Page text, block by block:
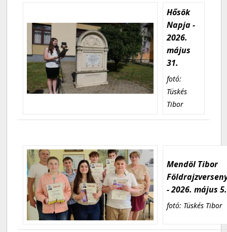
Hősök
Napja -
2026.
május
31.
fotó:
Tüskés
Tibor
Mendöl Tibor
- 2026. május 5.
fotó: Tüskés Tibor